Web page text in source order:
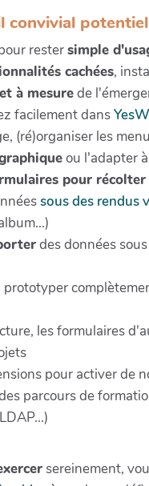
convivial
restersimple
cachées,
à mesurede
facilement dans
(ré)organiser les
ou l'adapter
pour récolter
sous des rendus
des données
prototyper
les formulaires
pour activer de
parcours de
sereinement,